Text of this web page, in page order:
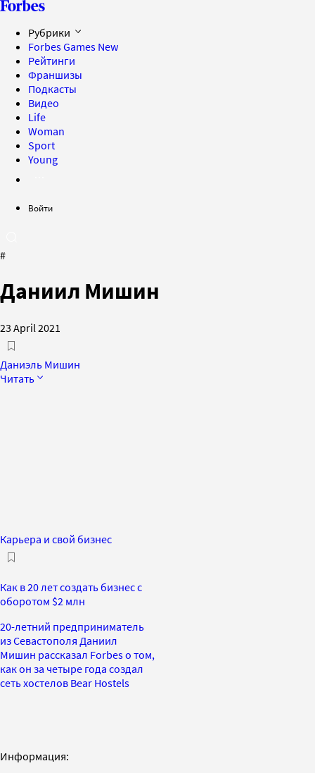
Рубрики
Forbes Games New
Рейтинги
Франшизы
Подкасты
Видео
Life
Woman
Sport
Young
Войти
#
Даниил Мишин
23 April 2021
Даниэль Мишин
Читать
Карьера и свой бизнес
Как в 20 лет создать бизнес с
оборотом $2 млн
20-летний предприниматель
из Севастополя Даниил
Мишин рассказал Forbes о том,
как он за четыре года создал
сеть хостелов Bear Hostels
Информация: